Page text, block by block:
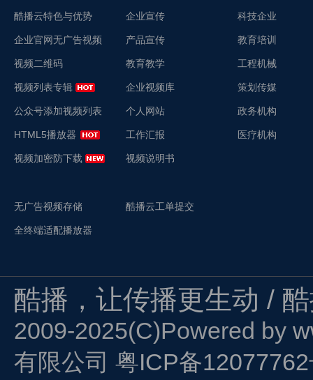
酷播云特色与优势
企业官网无广告视频
视频二维码
视频列表专辑
公众号添加视频列表
HTML5播放器
视频加密防下载
无广告视频存储
全终端适配播放器
企业宣传
产品宣传
教育教学
企业视频库
个人网站
工作汇报
视频说明书
酷播云工单提交
科技企业
教育培训
工程机械
策划传媒
政务机构
医疗机构
酷播，让传播更生动 /
2009-2025(C)Powered by
有限公司 粤ICP备